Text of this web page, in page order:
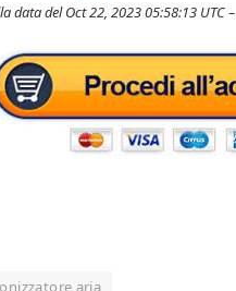
data del Oct 22, 2023 05:58:13 UTC –